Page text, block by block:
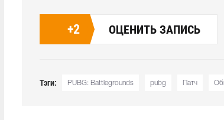
+2 ОЦЕНИТЬ ЗАПИСЬ
Тэги: PUBG: Battlegrounds pubg Патч